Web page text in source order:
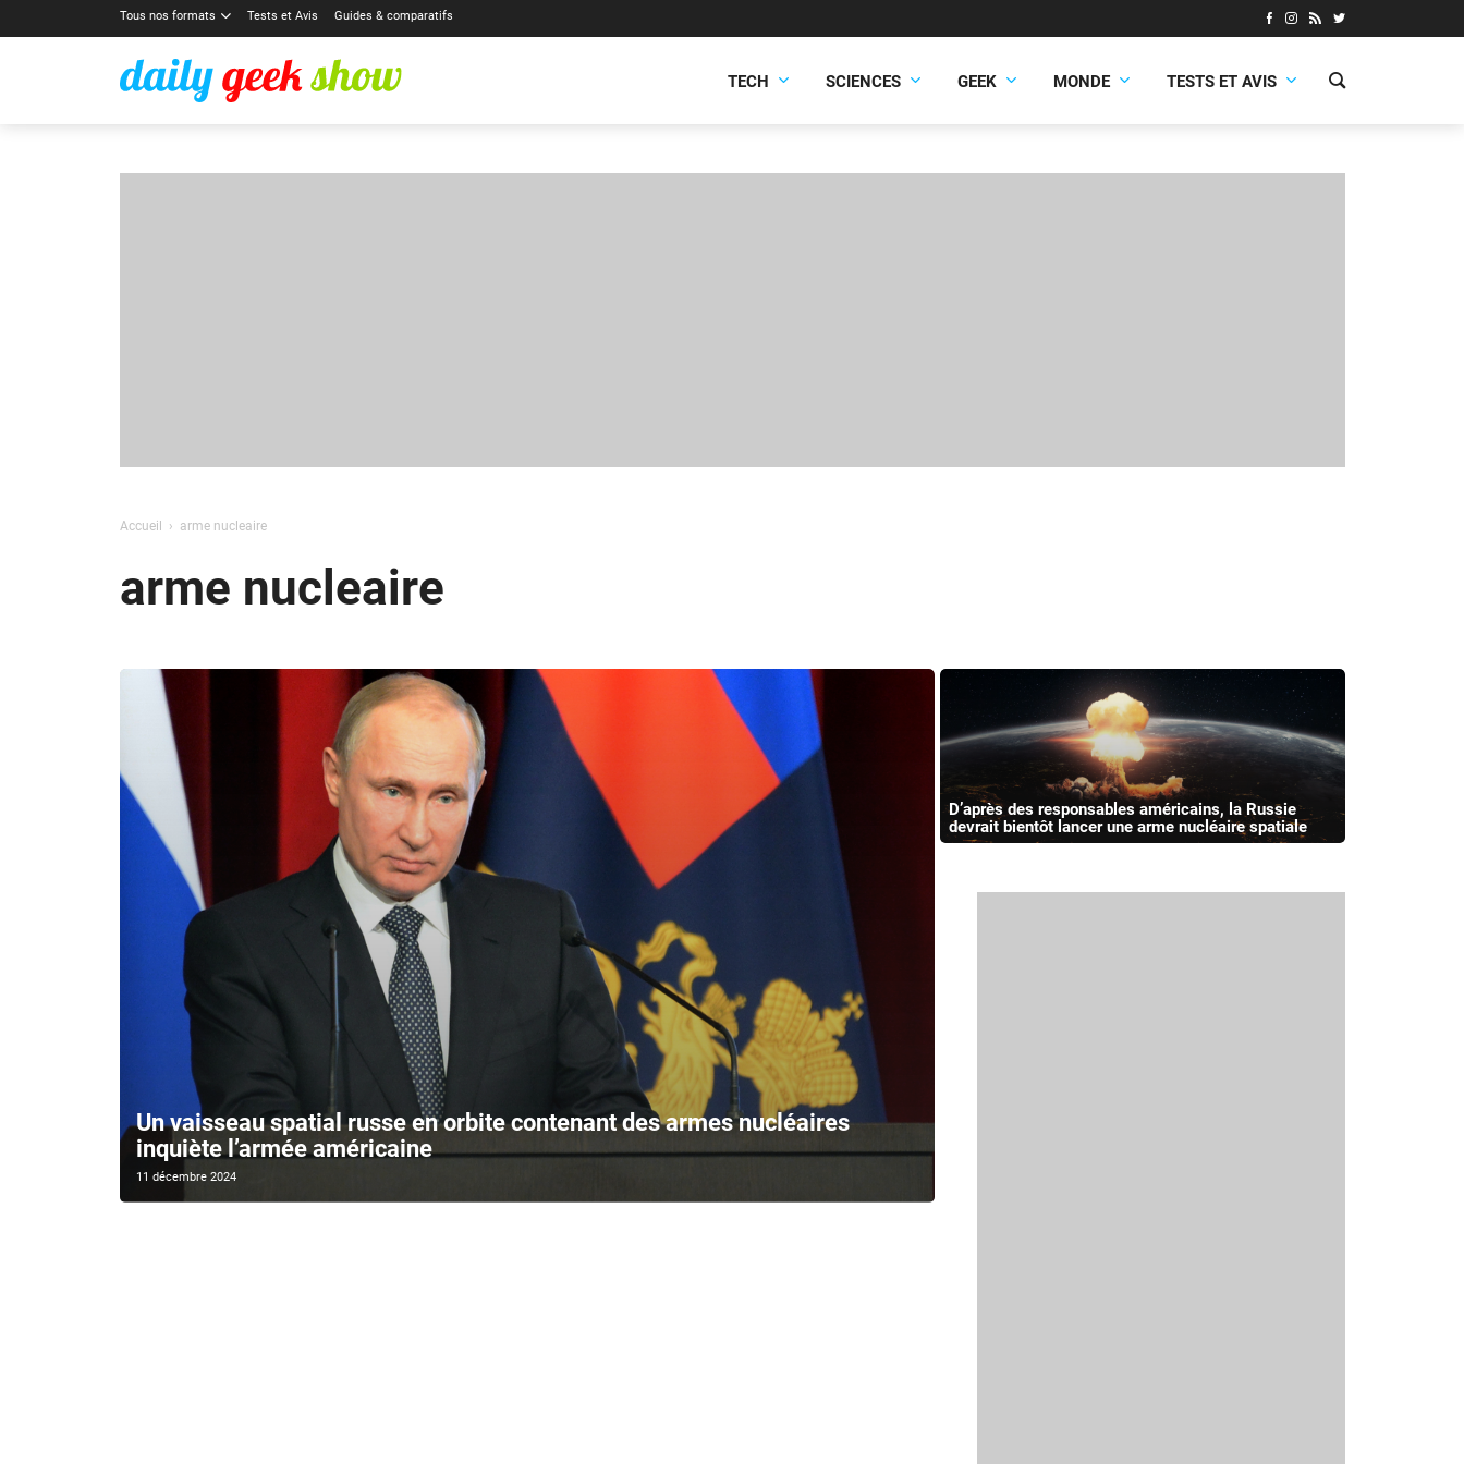
Tous nos formats Tests et Avis Guides & comparatifs
TECH SCIENCES GEEK MONDE TESTS ET AVIS
Accueil arme nucleaire
arme nucleaire
Un vaisseau spatial russe en orbite contenant des armes nucléaires
inquiète l’armée américaine
11 décembre 2024
D’après des responsables américains, la Russie
devrait bientôt lancer une arme nucléaire spatiale